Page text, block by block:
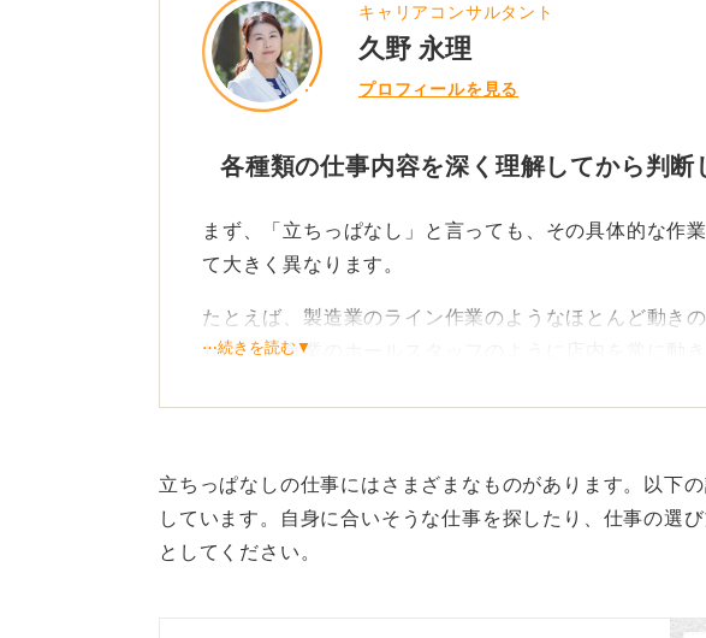
キャリアコンサルタント
久野 永理
プロフィールを見る
各種類の仕事内容を深く理解してから判断
まず、「立ちっぱなし」と言っても、その具体的な作
て大きく異なります。
たとえば、製造業のライン作業のようなほとんど動き
れば、飲食業のホールスタッフのように店内を常に動
体的に把握することが大切です。
また、休憩の取りやすさも仕事により異なります。工
設けられることが多い一方、飲食業や販売業などでは
⋯続きを読む▼
立ちっぱなしの仕事にはさまざまなものがあります。以下
しています。自身に合いそうな仕事を探したり、仕事の選
としてください。